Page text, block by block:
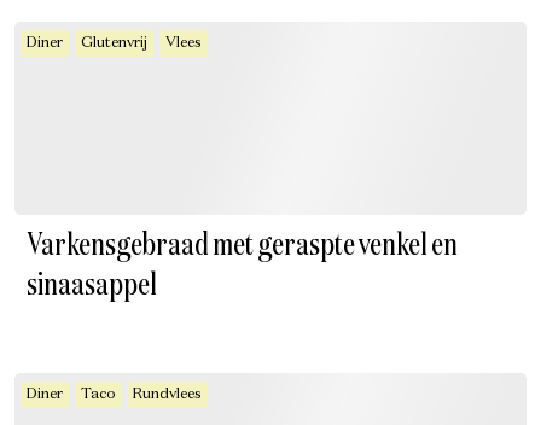
Diner Glutenvrij Vlees
Varkensgebraad met geraspte venkel en
sinaasappel
Diner Taco Rundvlees